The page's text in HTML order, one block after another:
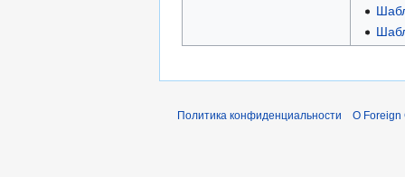
Политика конфиденциальности О Foreign